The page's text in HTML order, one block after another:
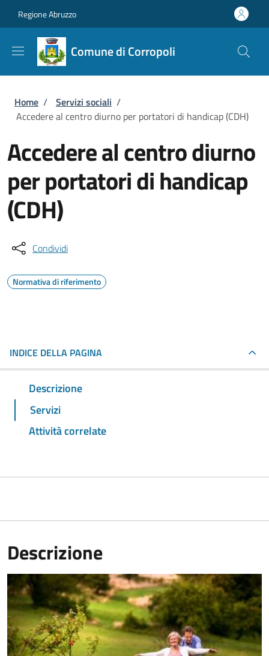
Regione Abruzzo
Comune di Corropoli
Briciole di pane
Home / Servizi sociali /
Accedere al centro diurno per portatori di handicap (CDH)
Accedere al centro diurno
per portatori di handicap
(CDH)
Condividi
Normativa di riferimento
INDICE DELLA PAGINA
Descrizione
Servizi
Attività correlate
Descrizione